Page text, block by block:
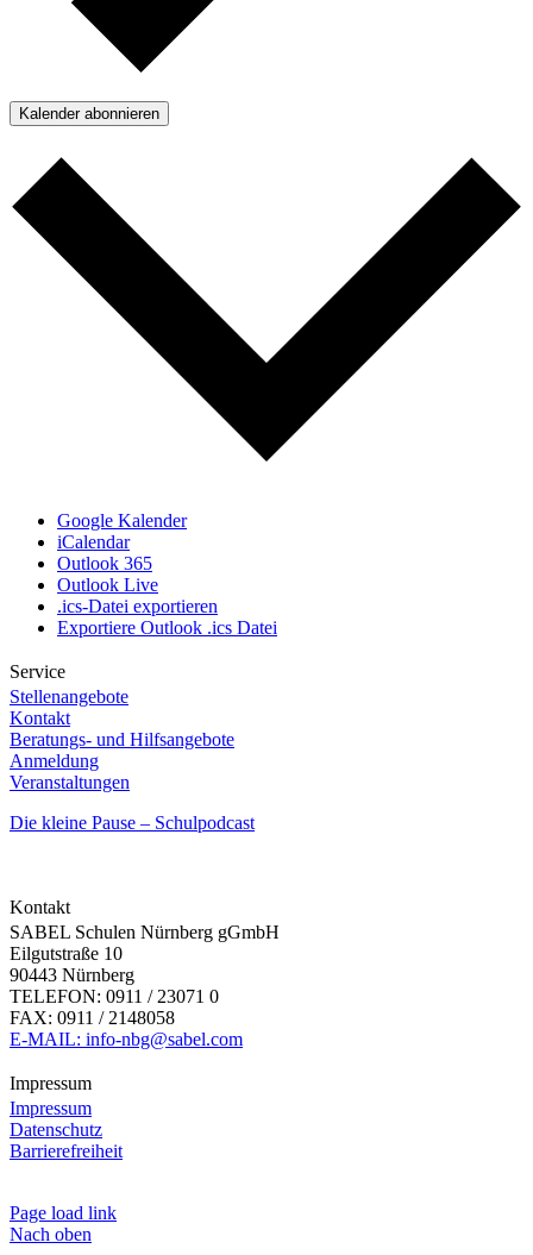
Kalender abonnieren
Google Kalender
iCalendar
Outlook 365
Outlook Live
.ics-Datei exportieren
Exportiere Outlook .ics Datei
Service
Stellenangebote
Kontakt
Beratungs- und Hilfsangebote
Anmeldung
Veranstaltungen
Die kleine Pause – Schulpodcast
Kontakt
SABEL Schulen Nürnberg gGmbH
Eilgutstraße 10
90443 Nürnberg
TELEFON: 0911 / 23071 0
FAX: 0911 / 2148058
E-MAIL: info-nbg@sabel.com
Impressum
Impressum
Datenschutz
Barrierefreiheit
Page load link
Nach oben